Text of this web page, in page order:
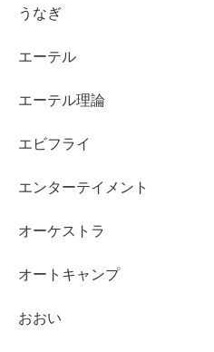
うなぎ
エーテル
エーテル理論
エビフライ
エンターテイメント
オーケストラ
オートキャンプ
おおい